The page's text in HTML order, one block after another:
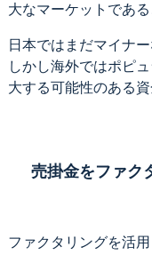
大なマーケットであ
日本ではまだマイナ
しかし海外ではポピ
大する可能性のある
売掛金をファク
ファクタリングを活